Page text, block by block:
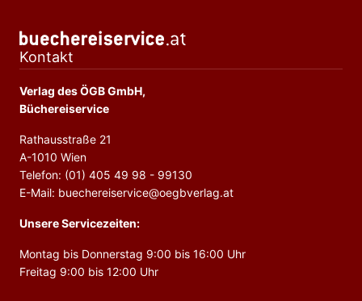
Kontakt
Verlag des ÖGB GmbH,
Büchereiservice
Rathausstraße 21
A-1010 Wien
Telefon: (01) 405 49 98 - 99130
E-Mail: buechereiservice@oegbverlag.at
Unsere Servicezeiten:
Montag bis Donnerstag 9:00 bis 16:00 Uhr
Freitag 9:00 bis 12:00 Uhr